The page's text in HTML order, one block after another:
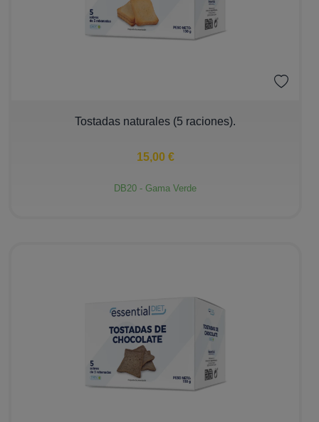
+
Tostadas naturales (5 raciones).
15,00 €
DB20 - Gama Verde